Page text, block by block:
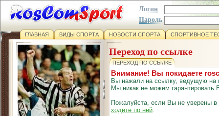
Логин
Пароль
ГЛАВНАЯ ВИДЫ СПОРТА НОВОСТИ СПОРТА СПОРТИВНОЕ
Переход по ссылке
ПЕРЕХОД ПО ССЫЛКЕ
Внимание! Вы покидаете
Вы нажали на ссылку, ведущую на
Мы никак не можем гарантировать
Пожалуйста, если Вы не уверены
ходите по ней.